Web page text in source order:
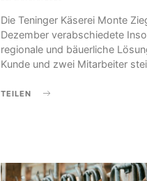
Die Teninger Käserei Monte
Dezember verabschiedete
regionale und bäuerliche
Kunde und zwei Mitarbeiter
TEILEN